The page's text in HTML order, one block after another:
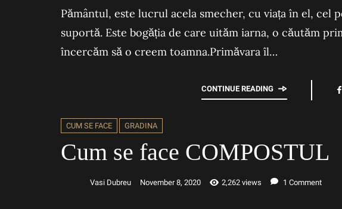
Pământul, este lucrul acela smecher, cu viața în el, cel
suportă. Este bogăția de care uităm iarna, o căutăm
încercăm să o creem toamna.Primăvara îl…
CONTINUE READING
CUM SE FACE GRADINA
Cum se face COMPOSTUL
Vasi Dubreu November 8, 2020 2,262 views 1 Comment